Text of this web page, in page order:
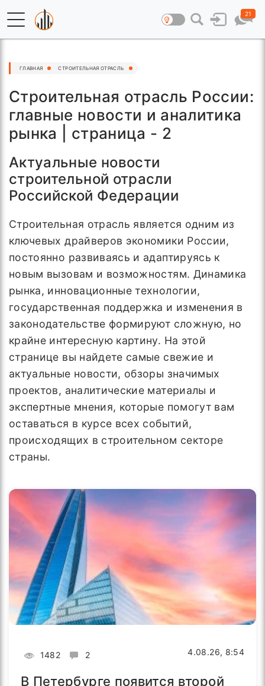
21
ГЛАВНАЯ СТРОИТЕЛЬНАЯ ОТРАСЛЬ
Строительная отрасль России:
главные новости и аналитика
рынка | страница - 2
Актуальные новости
строительной отрасли
Российской Федерации
Строительная отрасль является одним из
ключевых драйверов экономики России,
постоянно развиваясь и адаптируясь к
новым вызовам и возможностям. Динамика
рынка, инновационные технологии,
государственная поддержка и изменения в
законодательстве формируют сложную, но
крайне интересную картину. На этой
странице вы найдете самые свежие и
актуальные новости, обзоры значимых
проектов, аналитические материалы и
экспертные мнения, которые помогут вам
оставаться в курсе всех событий,
происходящих в строительном секторе
страны.
1482 2 4.08.26, 8:54
В Петербурге появится второй